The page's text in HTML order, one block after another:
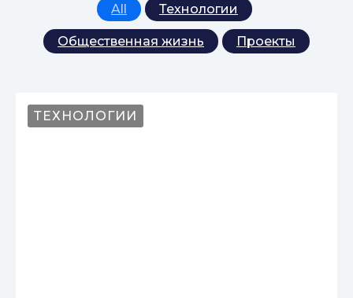
All Технологии
Общественная жизнь Проекты
ТЕХНОЛОГИИ